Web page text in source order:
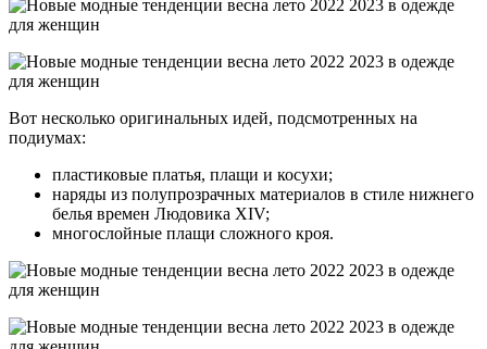
Вот несколько оригинальных идей, подсмотренных на
подиумах:
пластиковые платья, плащи и косухи;
наряды из полупрозрачных материалов в стиле нижнего
белья времен Людовика XIV;
многослойные плащи сложного кроя.